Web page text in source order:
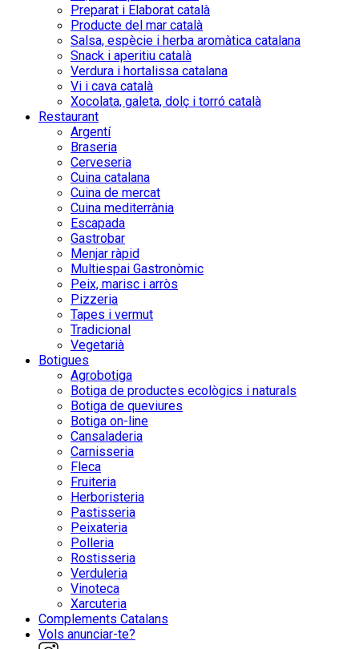
Preparat i Elaborat català
Producte del mar català
Salsa, espècie i herba aromàtica catalana
Snack i aperitiu català
Verdura i hortalissa catalana
Vi i cava català
Xocolata, galeta, dolç i torró català
Restaurant
Argentí
Braseria
Cerveseria
Cuina catalana
Cuina de mercat
Cuina mediterrània
Escapada
Gastrobar
Menjar ràpid
Multiespai Gastronòmic
Peix, marisc i arròs
Pizzeria
Tapes i vermut
Tradicional
Vegetarià
Botigues
Agrobotiga
Botiga de productes ecològics i naturals
Botiga de queviures
Botiga on-line
Cansaladeria
Carnisseria
Fleca
Fruiteria
Herboristeria
Pastisseria
Peixateria
Polleria
Rostisseria
Verduleria
Vinoteca
Xarcuteria
Complements Catalans
Vols anunciar-te?